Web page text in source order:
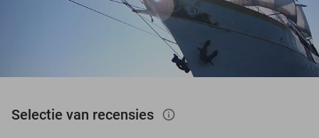
Selectie van recensies info_outlined